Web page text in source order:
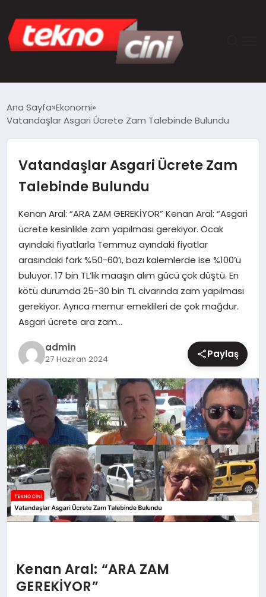
TEKNOLOJI
GÜNCEL
YAŞAM
SAĞLIK
DÜNYA
MAGAZIN
Ana Sayfa Ekonomi
Vatandaşlar Asgari Ücrete Zam Talebinde Bulundu
Vatandaşlar Asgari Ücrete Zam
Talebinde Bulundu
Kenan Aral: “ARA ZAM GEREKİYOR” Kenan Aral: “Asgari
ücrete kesinlikle zam yapılması gerekiyor. Ocak
ayındaki fiyatlarla Temmuz ayındaki fiyatlar
arasındaki fark %50-60’ı, bazı kalemlerde ise %100’ü
buluyor. 17 bin TL’lik maaşın alım gücü çok düştü. En
kötü durumda 25-30 bin TL civarında zam yapılması
gerekiyor. Ayrıca memur emeklileri de çok mağdur.
Asgari ücrete ara zam…
admin
27 Haziran 2024 Paylaş
Kenan Aral: “ARA ZAM
GEREKİYOR”